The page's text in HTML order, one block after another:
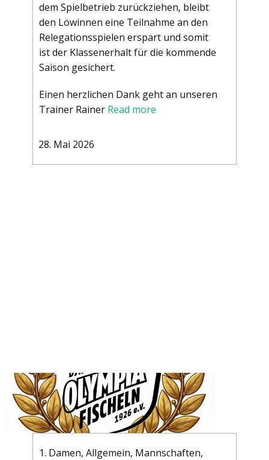
dem Spielbetrieb zurückziehen, bleibt
den Löwinnen eine Teilnahme an den
Relegationsspielen erspart und somit
ist der Klassenerhalt für die kommende
Saison gesichert.
Einen herzlichen Dank geht an unseren
Trainer Rainer Read more
28. Mai 2026
1. Damen, Allgemein, Mannschaften,